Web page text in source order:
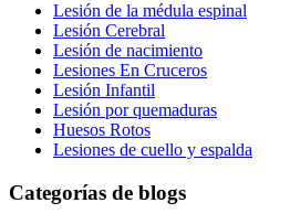
Lesión de la médula espinal
Lesión Cerebral
Lesión de nacimiento
Lesiones En Cruceros
Lesión Infantil
Lesión por quemaduras
Huesos Rotos
Lesiones de cuello y espalda
Categorías de blogs